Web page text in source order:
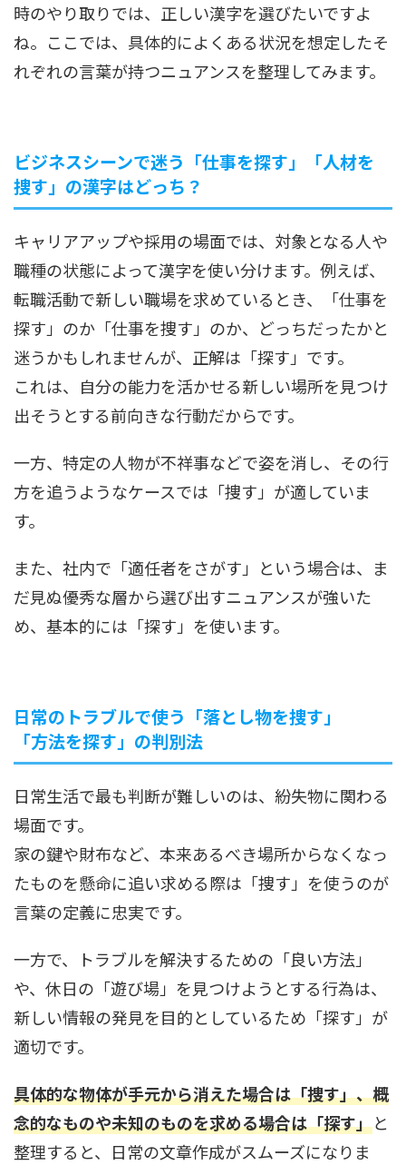
時のやり取りでは、正しい漢字を選びたいですよ
ね。ここでは、具体的によくある状況を想定したそ
れぞれの言葉が持つニュアンスを整理してみます。
ビジネスシーンで迷う「仕事を探す」「人材を
捜す」の漢字はどっち？
キャリアアップや採用の場面では、対象となる人や
職種の状態によって漢字を使い分けます。例えば、
転職活動で新しい職場を求めているとき、「仕事を
探す」のか「仕事を捜す」のか、どっちだったかと
迷うかもしれませんが、正解は「探す」です。
これは、自分の能力を活かせる新しい場所を見つけ
出そうとする前向きな行動だからです。
一方、特定の人物が不祥事などで姿を消し、その行
方を追うようなケースでは「捜す」が適していま
す。
また、社内で「適任者をさがす」という場合は、ま
だ見ぬ優秀な層から選び出すニュアンスが強いた
め、基本的には「探す」を使います。
日常のトラブルで使う「落とし物を捜す」
「方法を探す」の判別法
日常生活で最も判断が難しいのは、紛失物に関わる
場面です。
家の鍵や財布など、本来あるべき場所からなくなっ
たものを懸命に追い求める際は「捜す」を使うのが
言葉の定義に忠実です。
一方で、トラブルを解決するための「良い方法」
や、休日の「遊び場」を見つけようとする行為は、
新しい情報の発見を目的としているため「探す」が
適切です。
具体的な物体が手元から消えた場合は「捜す」、概
念的なものや未知のものを求める場合は「探す」と
整理すると、日常の文章作成がスムーズになりま